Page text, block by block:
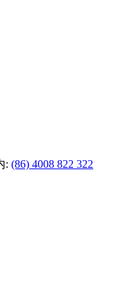
: (86) 4008 822 322